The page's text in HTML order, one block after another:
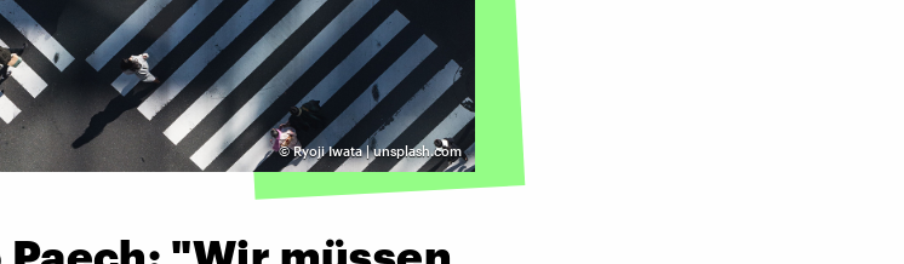
©Ryoji Iwata | unsplash.com